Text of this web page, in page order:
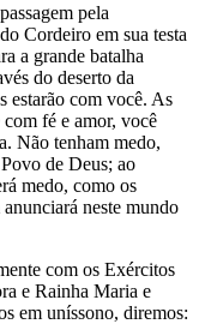
pela
Cordeiro em sua testa
a grande batalha
do deserto da
estarão com você. As
fé e amor, você
Não tenham medo,
de Deus; ao
medo, como os
neste mundo
com os Exércitos
e Rainha Maria e
em uníssono, diremos: